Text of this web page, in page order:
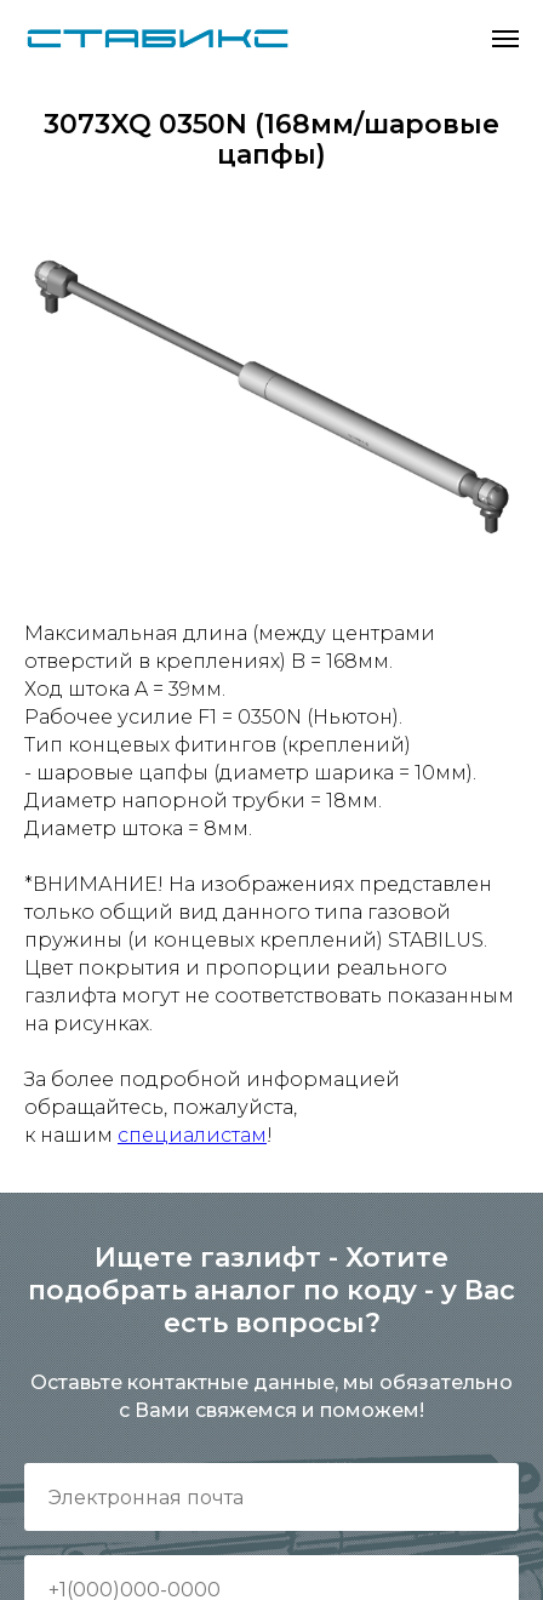
3073XQ 0350N (168мм/шаровые
цапфы)
Максимальная длина (между центрами
отверстий в креплениях) B = 168мм.
Ход штока A = 39мм.
Рабочее усилие F1 = 0350N (Ньютон).
Тип концевых фитингов (креплений)
- шаровые цапфы (диаметр шарика = 10мм).
Диаметр напорной трубки = 18мм.
Диаметр штока = 8мм.
*ВНИМАНИЕ! На изображениях представлен
только общий вид данного типа газовой
пружины (и концевых креплений) STABILUS.
Цвет покрытия и пропорции реального
газлифта могут не соответствовать показанным
на рисунках.
За более подробной информацией
обращайтесь, пожалуйста,
к нашим специалистам!
Ищете газлифт - Хотите
подобрать аналог по коду - у Вас
есть вопросы?
Оставьте контактные данные, мы обязательно
с Вами свяжемся и поможем!